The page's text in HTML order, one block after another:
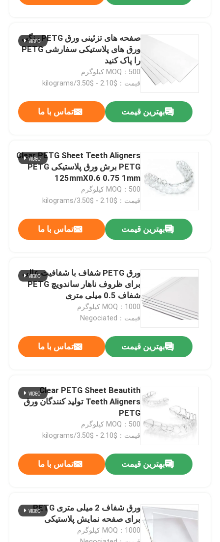
درباره ما
تور کارخانه
با ما تماس بگیرید
موارد
رول PET
صفحه های تزئینی ورق PETG رنگی
ورق های پلاستیکی سفارشی PETG
را پاک کنید
MOQ：500 کیلوگرم
قیمت：$2.10 - $3.50/kilograms
بهترین قیمت تماس با ما
Clear PETG Sheet Teeth Aligners
PETG برش ورق پلاستیکی PETG
125mmX0.6 0.75 1mm
MOQ：500 کیلوگرم
قیمت：$2.10 - $3.50/kilograms
بهترین قیمت تماس با ما
ورق PETG شفاف با شفافیت عالی
برای ظروف ناهار ساندویچ PETG
شفاف 0.5 میلی متری
MOQ：1000 کیلوگرم
قیمت：Negociated
بهترین قیمت تماس با ما
Clear PETG Sheet Beautith
Teeth Aligners تولید کنندگان ورق
PETG
MOQ：500 کیلوگرم
قیمت：$2.10 - $3.50/kilograms
بهترین قیمت تماس با ما
ورق شفاف 2 میلی متری PETG
برای صفحه نمایش پلاستیکی
MOQ：1000 کیلوگرم